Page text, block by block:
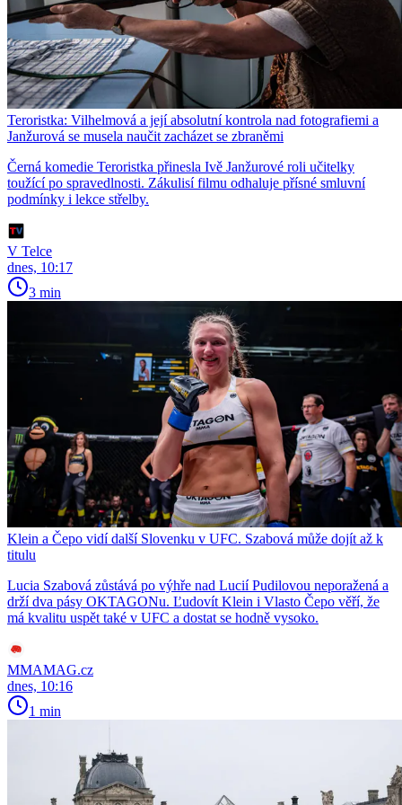
Teroristka: Vilhelmová a její absolutní kontrola nad fotografiemi a
Janžurová se musela naučit zacházet se zbraněmi
Černá komedie Teroristka přinesla Ivě Janžurové roli učitelky
toužící po spravedlnosti. Zákulisí filmu odhaluje přísné smluvní
podmínky i lekce střelby.
V Telce
dnes, 10:17
3 min
Klein a Čepo vidí další Slovenku v UFC. Szabová může dojít až k
titulu
Lucia Szabová zůstává po výhře nad Lucií Pudilovou neporažená a
drží dva pásy OKTAGONu. Ľudovít Klein i Vlasto Čepo věří, že
má kvalitu uspět také v UFC a dostat se hodně vysoko.
MMAMAG.cz
dnes, 10:16
1 min